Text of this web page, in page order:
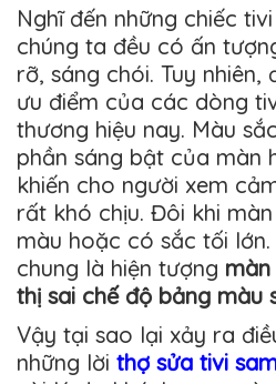
Nghĩ đến những chiếc
chúng ta đều có ấn
rỡ, sáng chói. Tuy
ưu điểm của các dòng
thương hiệu nay. Màu
phần sáng bật của màn
khiến cho người xem
rất khó chịu. Đôi khi
màu hoặc có sắc tối
chung là hiện tượng màn
thị sai chế độ bảng màu
Vậy tại sao lại xảy ra
những lời thợ sửa tivi